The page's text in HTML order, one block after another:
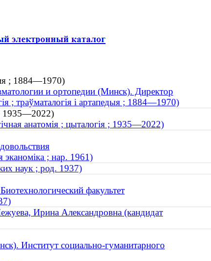
; 1884—1970)
и ортопедии (Минск). Директор
; траўматалогія і артапедыя ; 1884—1970)
1935—2022)
анатомія ; цыталогія ; 1935—2022)
эканоміка ; нар. 1961)
наук ; род. 1937)
факультет
Ирина Александровна (кандидат
Институт социально-гуманитарного